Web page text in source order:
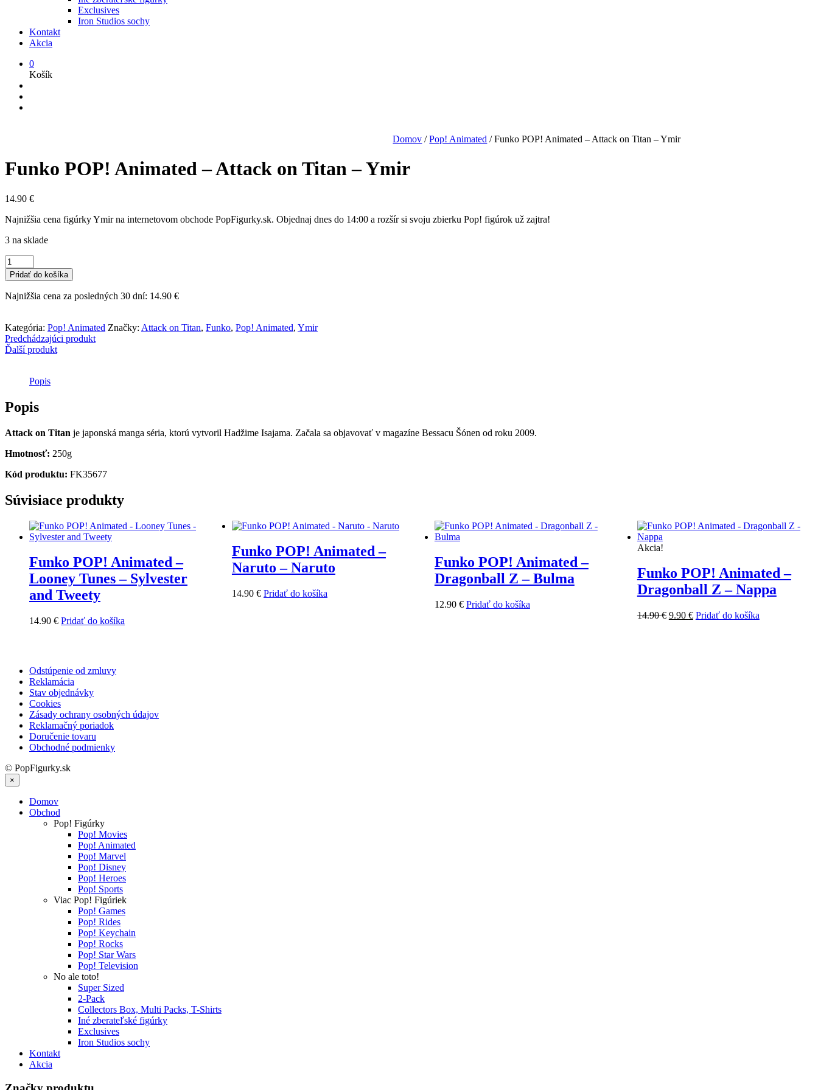
Exclusives
Iron Studios sochy
Kontakt
Akcia
0
Košík
Domov / Pop! Animated /Funko POP! Animated – Attack on Titan – Ymir
Funko POP! Animated – Attack on Titan – Ymir
14.90 €
Najnižšia cena figúrky Ymir na internetovom obchode PopFigurky.sk. Objednaj dnes do 14:00 a rozšír si svoju zbierku Pop! figúrok už zajtra!
3 na sklade
množstvo
Funko
POP!
Animated
on
Titan
-
Pridať do košíka
Najnižšia cena za posledných 30 dní: 14.90 €
Kategória: Pop! Animated Značky: Attack on Titan, Funko, Pop! Animated, Ymir
Predchádzajúci produkt
Ďalší produkt
Popis
Popis
Attack on Titan je japonská manga séria, ktorú vytvoril Hadžime Isajama. Začala sa objavovať v magazíne Bessacu Šónen od roku 2009.
Hmotnosť: 250g
Kód produktu: FK35677
Súvisiace produkty
Funko POP! Animated –
Looney Tunes – Sylvester
and Tweety
14.90 € Pridať do košíka
Funko POP! Animated –
Naruto – Naruto
14.90 € Pridať do košíka
Funko POP! Animated –
Dragonball Z – Bulma
12.90 € Pridať do košíka
Akcia!
Funko POP! Animated –
Dragonball Z – Nappa
14.90€ Pôvodná
9.90 €Aktuálna
Pridať do košíka
Odstúpenie od zmluvy
Reklamácia
Stav objednávky
Cookies
Zásady ochrany osobných údajov
Reklamačný poriadok
Doručenie tovaru
Obchodné podmienky
© PopFigurky.sk
×
Domov
Obchod
Pop! Figúrky
Pop! Movies
Pop! Animated
Pop! Marvel
Pop! Disney
Pop! Heroes
Pop! Sports
Viac Pop! Figúriek
Pop! Games
Pop! Rides
Pop! Keychain
Pop! Rocks
Pop! Star Wars
Pop! Television
No ale toto!
Super Sized
2-Pack
Collectors Box, Multi Packs, T-Shirts
Iné zberateľské figúrky
Exclusives
Iron Studios sochy
Kontakt
Akcia